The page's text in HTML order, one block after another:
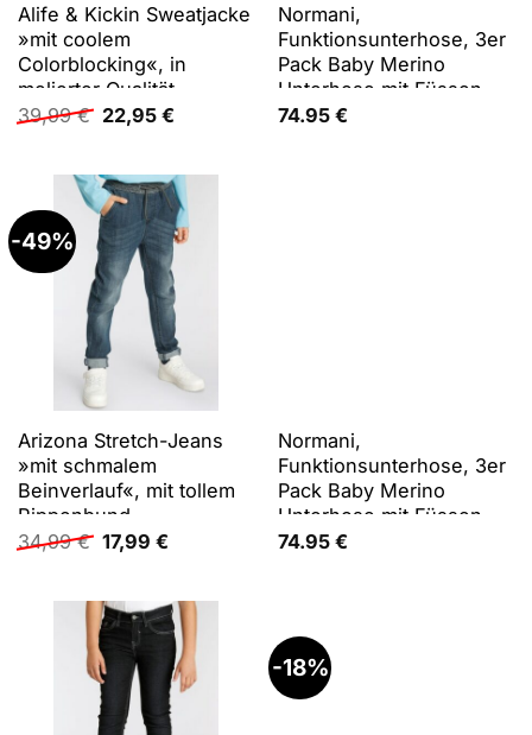
Alife & Kickin Sweatjacke
»mit coolem
Colorblocking«, in
melierter Qualität
39,99€ Ursprünglicher
Preis
39,99 €
22,95 €Aktueller
22,95 €.
Normani,
Funktionsunterhose, 3er
Pack Baby Merino
Unterhose mit Füssen -
9543 (86), Grün,
74.95 €
-49%
Arizona Stretch-Jeans
»mit schmalem
Beinverlauf«, mit tollem
Rippenbund
34,99€ Ursprünglicher
Preis
34,99 €
17,99 €Aktueller
17,99 €.
Normani,
Funktionsunterhose, 3er
Pack Baby Merino
Unterhose mit Füssen -
9543 (86), Blau, Rosa,
74.95 €
-18%